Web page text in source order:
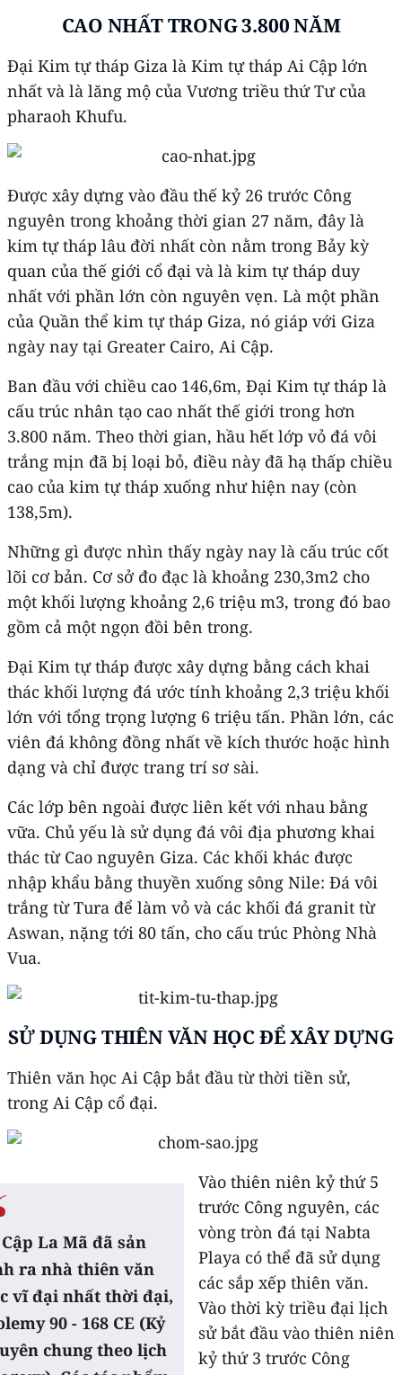
CAO NHẤT TRONG 3.800 NĂM
Đại Kim tự tháp Giza là Kim tự tháp Ai Cập lớn
nhất và là lăng mộ của Vương triều thứ Tư của
pharaoh Khufu.
Được xây dựng vào đầu thế kỷ 26 trước Công
nguyên trong khoảng thời gian 27 năm, đây là
kim tự tháp lâu đời nhất còn nằm trong Bảy kỳ
quan của thế giới cổ đại và là kim tự tháp duy
nhất với phần lớn còn nguyên vẹn. Là một phần
của Quần thể kim tự tháp Giza, nó giáp với Giza
ngày nay tại Greater Cairo, Ai Cập.
Ban đầu với chiều cao 146,6m, Đại Kim tự tháp là
cấu trúc nhân tạo cao nhất thế giới trong hơn
3.800 năm. Theo thời gian, hầu hết lớp vỏ đá vôi
trắng mịn đã bị loại bỏ, điều này đã hạ thấp chiều
cao của kim tự tháp xuống như hiện nay (còn
138,5m).
Những gì được nhìn thấy ngày nay là cấu trúc cốt
lõi cơ bản. Cơ sở đo đạc là khoảng 230,3m2 cho
một khối lượng khoảng 2,6 triệu m3, trong đó bao
gồm cả một ngọn đồi bên trong.
Đại Kim tự tháp được xây dựng bằng cách khai
thác khối lượng đá ước tính khoảng 2,3 triệu khối
lớn với tổng trọng lượng 6 triệu tấn. Phần lớn, các
viên đá không đồng nhất về kích thước hoặc hình
dạng và chỉ được trang trí sơ sài.
Các lớp bên ngoài được liên kết với nhau bằng
vữa. Chủ yếu là sử dụng đá vôi địa phương khai
thác từ Cao nguyên Giza. Các khối khác được
nhập khẩu bằng thuyền xuống sông Nile: Đá vôi
trắng từ Tura để làm vỏ và các khối đá granit từ
Aswan, nặng tới 80 tấn, cho cấu trúc Phòng Nhà
Vua.
SỬ DỤNG THIÊN VĂN HỌC ĐỂ XÂY DỰNG
Thiên văn học Ai Cập bắt đầu từ thời tiền sử,
trong Ai Cập cổ đại.
La Mã đã sản
ra nhà thiên văn
vĩ đại nhất thời đại,
90 - 168 CE (Kỷ
chung theo lịch
Vào thiên niên kỷ thứ 5
trước Công nguyên, các
vòng tròn đá tại Nabta
Playa có thể đã sử dụng
các sắp xếp thiên văn.
Vào thời kỳ triều đại lịch
sử bắt đầu vào thiên niên
kỷ thứ 3 trước Công